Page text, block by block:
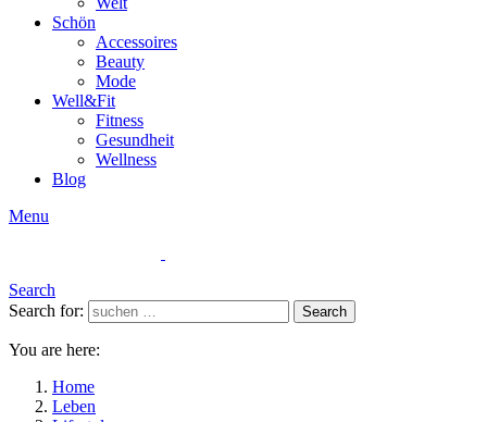
Schön
Accessoires
Beauty
Mode
Well&Fit
Fitness
Gesundheit
Wellness
Blog
Menu
Search
Search for:
Search
You are here:
Home
Leben